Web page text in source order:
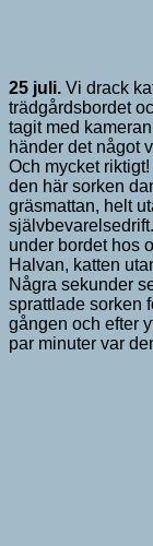
25 juli. Vi drack
trädgårdsbordet
tagit med
händer det något
Och mycket
den här sorken
gräsmattan, helt
under bordet hos
Halvan, katten
Några sekunder
sprattlade sorken
gången och efter
par minuter var